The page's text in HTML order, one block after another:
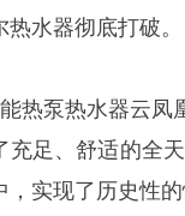
水器彻底打破。
热泵热水器云凤
充足、舒适的全
实现了历史性的